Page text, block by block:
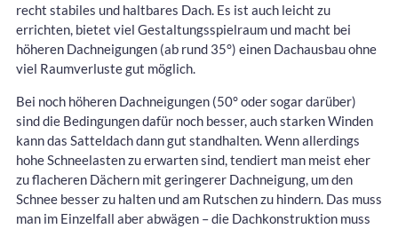
recht stabiles und haltbares Dach. Es ist auch leicht zu
errichten, bietet viel Gestaltungsspielraum und macht bei
höheren Dachneigungen (ab rund 35°) einen Dachausbau ohne
viel Raumverluste gut möglich.
Bei noch höheren Dachneigungen (50° oder sogar darüber)
sind die Bedingungen dafür noch besser, auch starken Winden
kann das Satteldach dann gut standhalten. Wenn allerdings
hohe Schneelasten zu erwarten sind, tendiert man meist eher
zu flacheren Dächern mit geringerer Dachneigung, um den
Schnee besser zu halten und am Rutschen zu hindern. Das muss
man im Einzelfall aber abwägen – die Dachkonstruktion muss